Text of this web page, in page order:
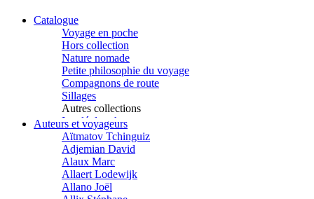
Catalogue
Voyage en poche
Hors collection
Nature nomade
Petite philosophie du voyage
Compagnons de route
Sillages
Autres collections
La clé des champs
Chemins d’étoiles
Visions
Auteurs et voyageurs
Aïtmatov Tchinguiz
Adjemian David
Alaux Marc
Allaert Lodewijk
Allano Joël